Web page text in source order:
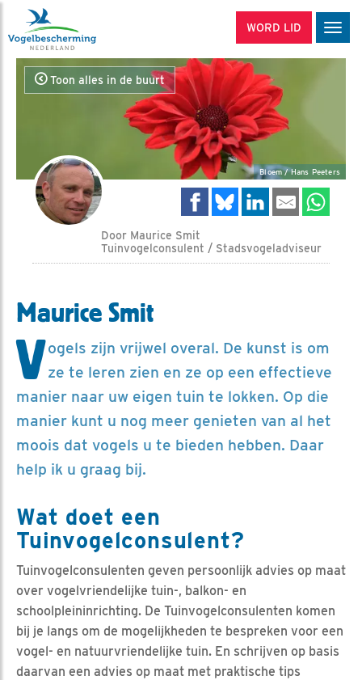
WORD LID
Toon alles in de buurt
Bloem / Hans Peeters
Door Maurice Smit
Tuinvogelconsulent / Stadsvogeladviseur
Maurice Smit
Vogels zijn vrijwel overal. De kunst is om
ze te leren zien en ze op een effectieve
manier naar uw eigen tuin te lokken. Op die
manier kunt u nog meer genieten van al het
moois dat vogels u te bieden hebben. Daar
help ik u graag bij.
Wat doet een
Tuinvogelconsulent?
Tuinvogelconsulenten geven persoonlijk advies op maat
over vogelvriendelijke tuin-, balkon- en
schoolpleininrichting. De Tuinvogelconsulenten komen
bij je langs om de mogelijkheden te bespreken voor een
vogel- en natuurvriendelijke tuin. En schrijven op basis
daarvan een advies op maat met praktische tips